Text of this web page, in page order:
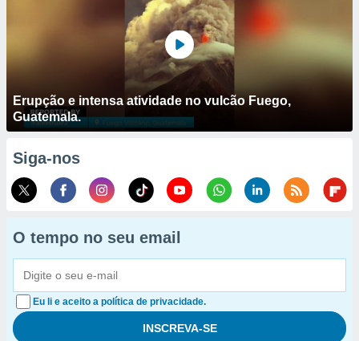
Erupção e intensa atividade no vulcão Fuego,
Guatemala.
Siga-nos
O tempo no seu email
Eu li e aceito a política de privacidade.